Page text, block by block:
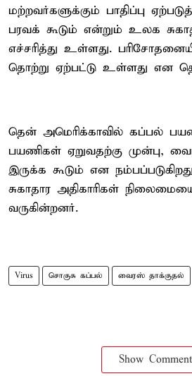
மற்றவர்களுக்கும் பாதிப்பு
பரவக் கூடும் என்றும் உலக
எச்சரித்து உள்ளது.
தொற்று ஏற்பட்டு உள்ளது என
தென் அமெரிக்காவில் கப்பல்
பயணிகள் ஏறுவதற்கு முன்பு,
இருக்க கூடும் என
சுகாதார அதிகாரிகள்
வருகின்றனர்.
Virus சொகுசு கப்பல் வைரஸ் தாக்குதல்
Show